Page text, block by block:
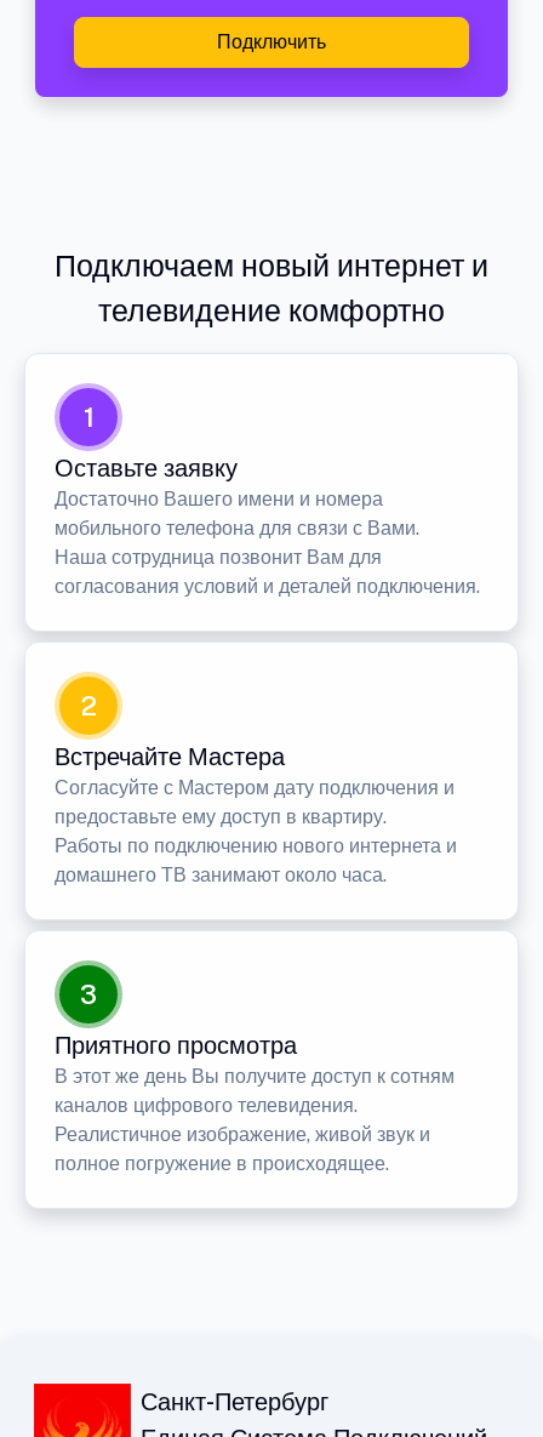
Подключить
Подключаем новый интернет и
телевидение комфортно
1
Оставьте заявку
Достаточно Вашего имени и номера
мобильного телефона для связи с Вами.
Наша сотрудница позвонит Вам для
согласования условий и деталей подключения.
2
Встречайте Мастера
Согласуйте с Мастером дату подключения и
предоставьте ему доступ в квартиру.
Работы по подключению нового интернета и
домашнего ТВ занимают около часа.
3
Приятного просмотра
В этот же день Вы получите доступ к сотням
каналов цифрового телевидения.
Реалистичное изображение, живой звук и
полное погружение в происходящее.
Санкт-Петербург